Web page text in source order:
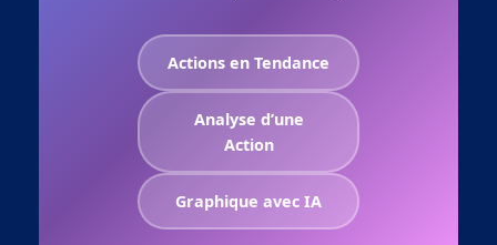
Actions en Tendance
Analyse d’une
Action
Graphique avec IA